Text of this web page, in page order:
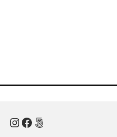
Instagram
Facebook
500px